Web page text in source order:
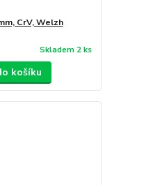
CrV, Welzh
Skladem 2 ks
košíku